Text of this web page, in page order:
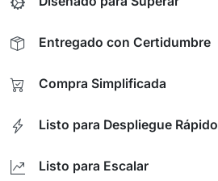
Entregado con Certidumbre
Compra Simplificada
Listo para Despliegue Rápido
Listo para Escalar